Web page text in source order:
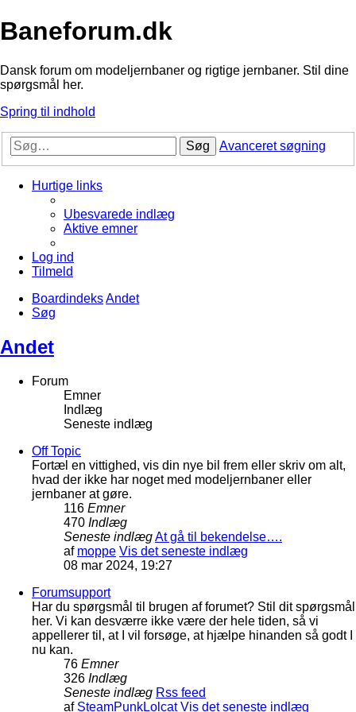
Baneforum.dk
Dansk forum om modeljernbaner og rigtige jernbaner. Stil dine
spørgsmål her.
Spring til indhold
Søg Avanceret søgning
Hurtige links
Ubesvarede indlæg
Aktive emner
Log ind
Tilmeld
BoardindeksAndet
Søg
Andet
Forum
Emner
Indlæg
Seneste indlæg
Off Topic
Fortæl en vittighed, vis din nye bil frem eller skriv om alt,
hvad der ikke har noget med modeljernbaner eller
jernbaner at gøre.
116 Emner
470 Indlæg
Seneste indlægAt gå til bekendelse….
af moppe Vis det seneste indlæg
08 mar 2024, 19:27
Forumsupport
Har du spørgsmål til brugen af forumet? Stil dit spørgsmål
her. Vi kan desværre ikke være der hele tiden, så vi
appellerer til, at I vil forsøge, at hjælpe hinanden så godt I
nu kan.
76 Emner
326 Indlæg
Seneste indlæg Rss feed
af SteamPunkLolcat Vis det seneste indlæg